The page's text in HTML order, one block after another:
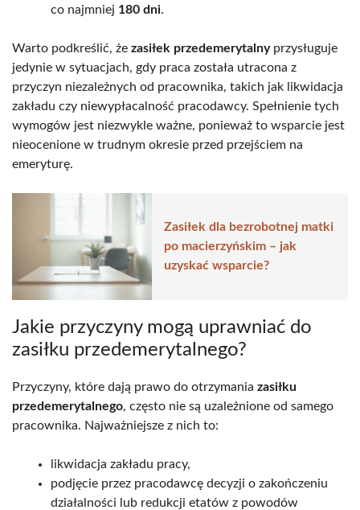
co najmniej 180 dni.
Warto podkreślić, że zasiłek przedemerytalnyprzysługuje
jedynie w sytuacjach, gdy praca została utracona z
przyczyn niezależnych od pracownika, takich jak likwidacja
zakładu czy niewypłacalność pracodawcy. Spełnienie tych
wymogów jest niezwykle ważne, ponieważ to wsparcie jest
nieocenione w trudnym okresie przed przejściem na
emeryturę.
Zasiłek dla bezrobotnej matki
po macierzyńskim – jak
uzyskać wsparcie?
Jakie przyczyny mogą uprawniać do
zasiłku przedemerytalnego?
Przyczyny, które dają prawo do otrzymania zasiłku
przedemerytalnego, często nie są uzależnione od samego
pracownika. Najważniejsze z nich to:
likwidacja zakładu pracy,
podjęcie przez pracodawcę decyzji o zakończeniu
działalności lub redukcji etatów z powodów